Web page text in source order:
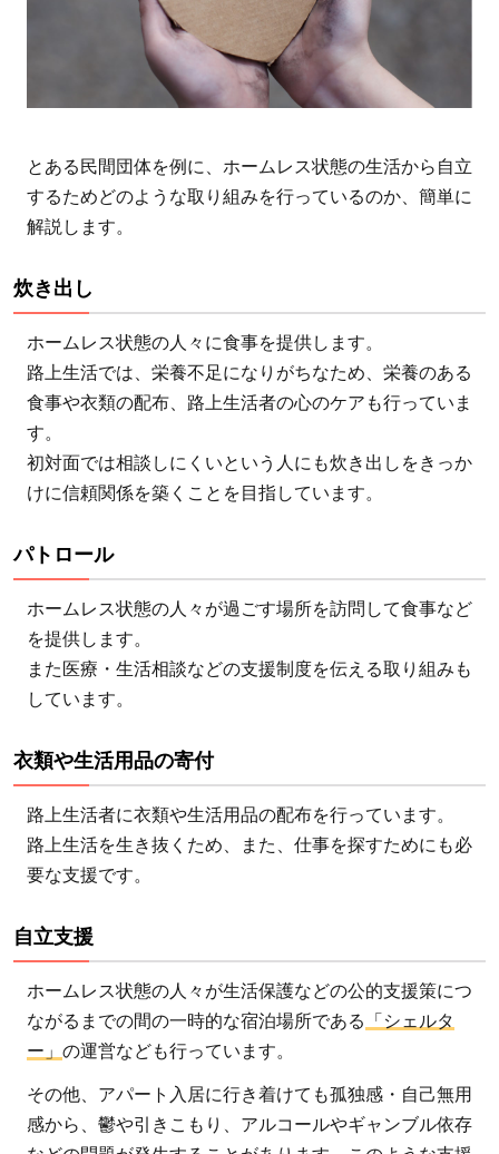
とある民間団体を例に、ホームレス状態の生活から自立
するためどのような取り組みを行っているのか、簡単に
解説します。
炊き出し
ホームレス状態の人々に食事を提供します。
路上生活では、栄養不足になりがちなため、栄養のある
食事や衣類の配布、路上生活者の心のケアも行っていま
す。
初対面では相談しにくいという人にも炊き出しをきっか
けに信頼関係を築くことを目指しています。
パトロール
ホームレス状態の人々が過ごす場所を訪問して食事など
を提供します。
また医療・生活相談などの支援制度を伝える取り組みも
しています。
衣類や生活用品の寄付
路上生活者に衣類や生活用品の配布を行っています。
路上生活を生き抜くため、また、仕事を探すためにも必
要な支援です。
自立支援
ホームレス状態の人々が生活保護などの公的支援策につ
ながるまでの間の一時的な宿泊場所である
「シェルタ
ー」 の運営なども行っています。
その他、アパート入居に行き着けても孤独感・自己無用
感から、鬱や引きこもり、アルコールやギャンブル依存